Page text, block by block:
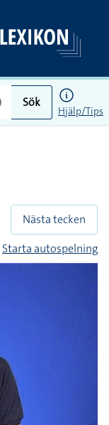
Sök
Hjälp/Tips
Nästa tecken
Starta autospelning